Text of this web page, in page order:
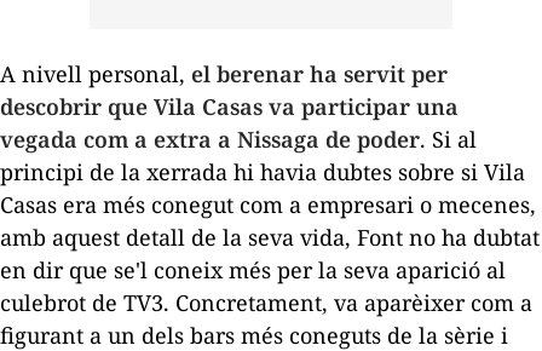
A nivell personal, el berenar ha servit per
descobrir que Vila Casas va participar una
vegada com a extra a Nissaga de poder. Si al
principi de la xerrada hi havia dubtes sobre si Vila
Casas era més conegut com a empresari o mecenes,
amb aquest detall de la seva vida, Font no ha dubtat
en dir que se'l coneix més per la seva aparició al
culebrot de TV3. Concretament, va aparèixer com a
figurant a un dels bars més coneguts de la sèrie i